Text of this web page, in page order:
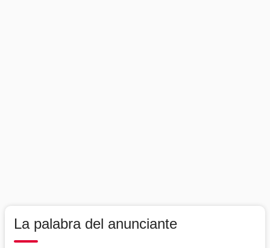
La palabra del anunciante